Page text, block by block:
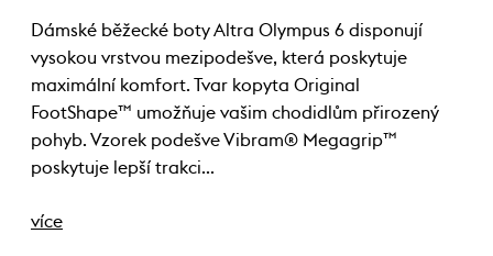
Dámské běžecké boty Altra Olympus 6 disponují
vysokou vrstvou mezipodešve, která poskytuje
maximální komfort. Tvar kopyta Original
FootShape™ umožňuje vašim chodidlům přirozený
pohyb. Vzorek podešve Vibram® Megagrip™
poskytuje lepší trakci…
více